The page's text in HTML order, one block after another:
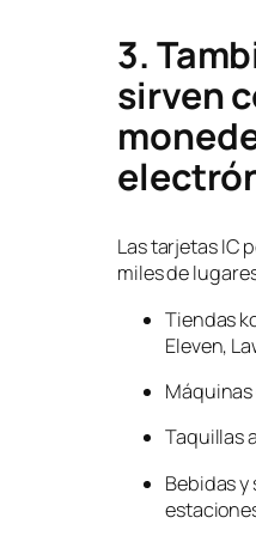
3.
sirven
Las tarjetas IC
miles de
Tiendas
Eleven,
Taquillas
Bebidas y